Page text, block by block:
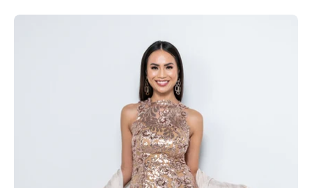
Apri